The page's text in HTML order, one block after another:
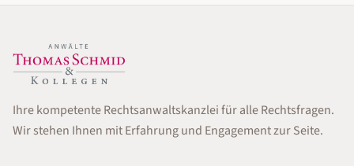
Ihre kompetente Rechtsanwaltskanzlei für alle Rechtsfragen.
Wir stehen Ihnen mit Erfahrung und Engagement zur Seite.